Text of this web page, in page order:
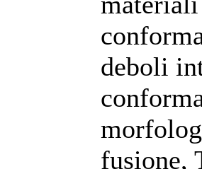
deboli
fusione,